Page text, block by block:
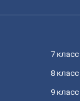
7 класс
8 класс
9 класс